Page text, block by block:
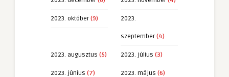
2023. október(9) 2023.
szeptember(4)
2023. augusztus (5) 2023. július (3)
2023. június (7) 2023. május (6)